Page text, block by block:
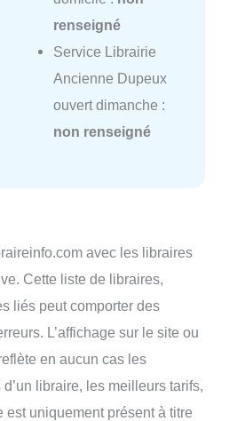
renseigné
Service Librairie
Ancienne Dupeux
ouvert dimanche :
non renseigné
avec les libraires
Cette liste de libraires,
liés peut comporter des
L’affichage sur le site ou
en aucun cas les
libraire, les meilleurs tarifs,
uniquement présent à titre